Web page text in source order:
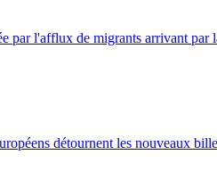
par l'afflux de migrants arrivant par
détournent les nouveaux